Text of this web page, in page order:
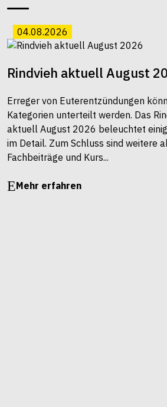
04.08.2026
Rindvieh aktuell August
Erreger von Euterentzündungen
Kategorien unterteilt werden. Das
aktuell August 2026 beleuchtet
im Detail. Zum Schluss sind weitere
Fachbeiträge und Kurs...
Mehr erfahren